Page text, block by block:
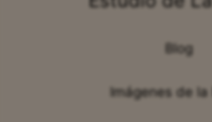
Blog
Imágenes de la